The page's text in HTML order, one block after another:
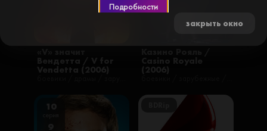
Вендетта / V for
Vendetta (2006)
Casino Royale
(2006)
10
Подробности
закрыть окно